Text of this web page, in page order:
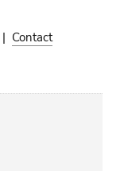
| Contact